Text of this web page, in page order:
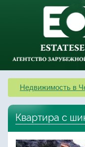
Недвижимость в
Квартира с